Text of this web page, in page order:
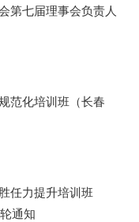
第七届理事会负责人
范化培训班（长春
任力提升培训班
通知